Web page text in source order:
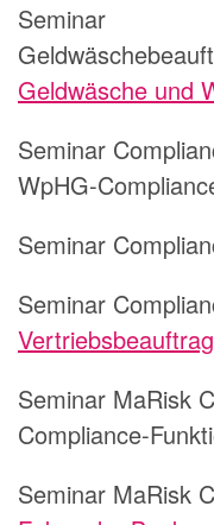
Seminar
Geldwäsche und
Seminar
WpHG-
Seminar
Seminar
Seminar MaRisk
Compliance-
Seminar MaRisk